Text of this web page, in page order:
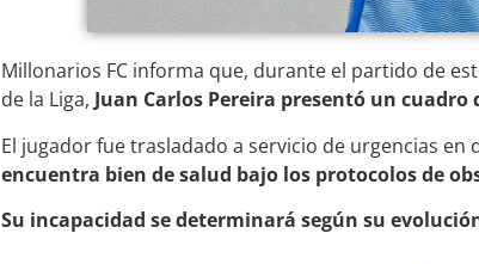
Millonarios FC informa que, durante el partido de
de la Liga, Juan Carlos Pereira presentó un
El jugador fue trasladado a servicio de urgencias
encuentra bien de salud bajo los protocolos de
Su incapacidad se determinará según su